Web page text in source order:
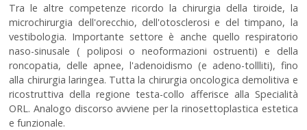
Tra le altre competenze ricordo la chirurgia della tiroide, la
microchirurgia dell'orecchio, dell'otosclerosi e del timpano, la
vestibologia. Importante settore è anche quello respiratorio
naso-sinusale ( poliposi o neoformazioni ostruenti) e della
roncopatia, delle apnee, l'adenoidismo (e adeno-tollliti), fino
alla chirurgia laringea. Tutta la chirurgia oncologica demolitiva e
ricostruttiva della regione testa-collo afferisce alla Specialità
ORL. Analogo discorso avviene per la rinosettoplastica estetica
e funzionale.